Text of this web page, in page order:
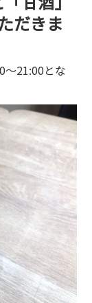
だきま
～21:00とな